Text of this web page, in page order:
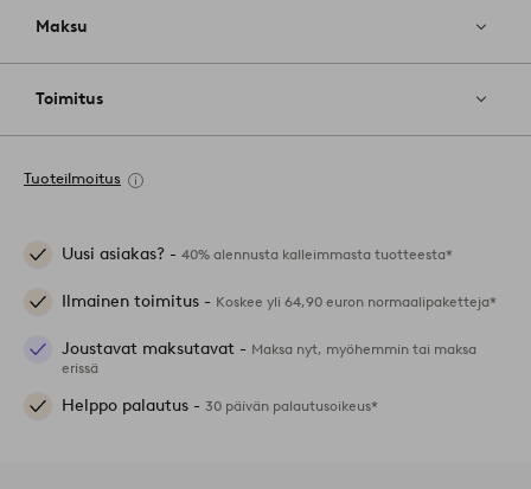
Maksu
Toimitus
Tuoteilmoitus
Uusi asiakas? - 40% alennusta kalleimmasta tuotteesta*
Ilmainen toimitus - Koskee yli 64,90 euron normaalipaketteja*
Joustavat maksutavat - Maksa nyt, myöhemmin tai maksa
erissä
Helppo palautus - 30 päivän palautusoikeus*